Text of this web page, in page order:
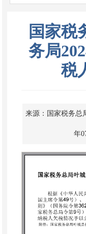
国家税
务局
税
来源：国家税务总
年